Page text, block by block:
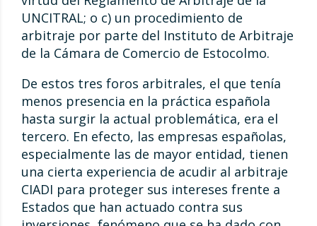
UNCITRAL; o c) un procedimiento de
arbitraje por parte del Instituto de Arbitraje
de la Cámara de Comercio de Estocolmo.
De estos tres foros arbitrales, el que tenía
menos presencia en la práctica española
hasta surgir la actual problemática, era el
tercero. En efecto, las empresas españolas,
especialmente las de mayor entidad, tienen
una cierta experiencia de acudir al arbitraje
CIADI para proteger sus intereses frente a
Estados que han actuado contra sus